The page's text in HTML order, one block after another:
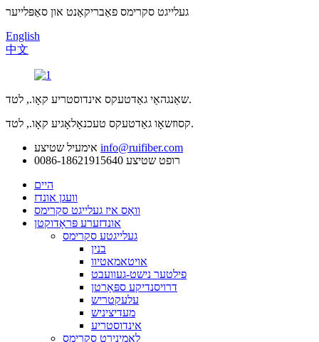
געלייגט סקרימס פאַבריקאַנט און סאַפּלייער
English
中文
שאַנגהאַי גאַדטעקס אינדוסטריע קאָו., לטד.
קסוזשאָו גאַדטעקס טעכנאָלאָגיע קאָו., לטד.
אימעיל שטיצע info@ruifiber.com
רופט שטיצע 0086-18621915640
היים
וועגן אונדז
וואָס איז געלייגט סקרימס
אונדזערע פּראָדוקטן
געלייגטע סקרימס
בנין
אויטאמאטיוו
פילטער נישט-געוועבט
דרויסנדיקע ספּאָרטן
עלעקטריש
מעדיציניש
אינדוסטריע
לאַמינירט סקרימס